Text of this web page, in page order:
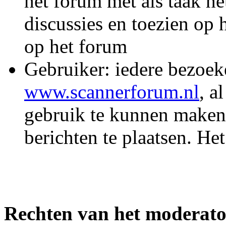
discussies en toezien op
op het forum
Gebruiker: iedere
www.scannerforum.nl,
gebruik te kunnen
berichten te plaatsen.
Rechten van het